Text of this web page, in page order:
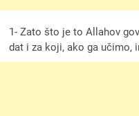
1- Zato što je to Allahov
dat i za koji, ako ga učimo,